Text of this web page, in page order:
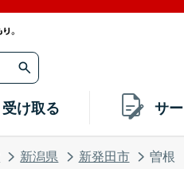
受け取る サ
新潟県 新発田市 曽根